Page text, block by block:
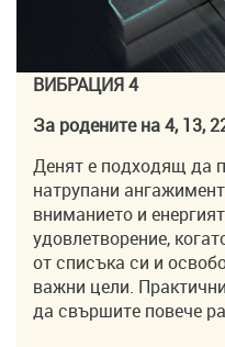
ВИБРАЦИЯ 4
За родените на 4, 13,
Денят е подходящ да
натрупани
вниманието и
удовлетворение,
от списъка си и
важни цели.
да свършите повече